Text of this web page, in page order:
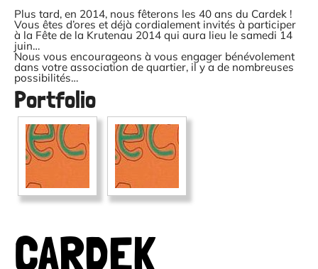
Plus tard, en 2014, nous fêterons les 40 ans du Cardek !
Vous êtes d’ores et déjà cordialement invités à participer
à la Fête de la Krutenau 2014 qui aura lieu le samedi 14
juin…
Nous vous encourageons à vous engager bénévolement
dans votre association de quartier, il y a de nombreuses
possibilités…
Portfolio
CARDEK